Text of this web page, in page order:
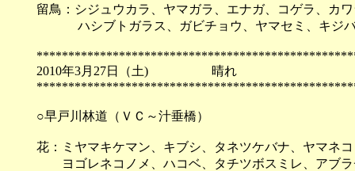
留鳥：シジュウカラ、ヤマガラ、エナガ、コゲラ、カ
ハシブトガラス、ガビチョウ、ヤマセミ、キジバ
2010年3月27日（土)
○早戸川林道（ＶＣ～汁垂橋）
花：ミヤマキケマン、キブシ、タネツケバナ、ヤマネ
ヨゴレネコノメ、ハコベ、タチツボスミレ、アブラ